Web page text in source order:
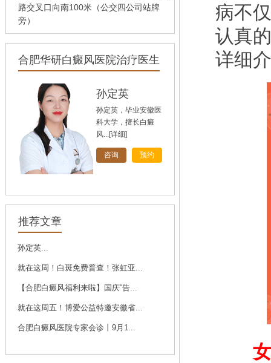
路交叉口向南100米（公交四公司站牌
旁）
合肥华研白癜风医院治疗医生
孙定英
孙定英，毕业安徽医
科大学，擅长白癜
风...[详细]
咨询 预约
高汝辉
刘斌，中共党员，毕
业于华中科技大学
推荐文章
孙定英...
就在这周！白斑免费普查！张虹亚...
【合肥白癜风福利来啦】国庆“告...
就在这周五！博爱公益特邀安徽省...
合肥白癜风医院专家会诊丨9月1...
病不
认真
详细
女